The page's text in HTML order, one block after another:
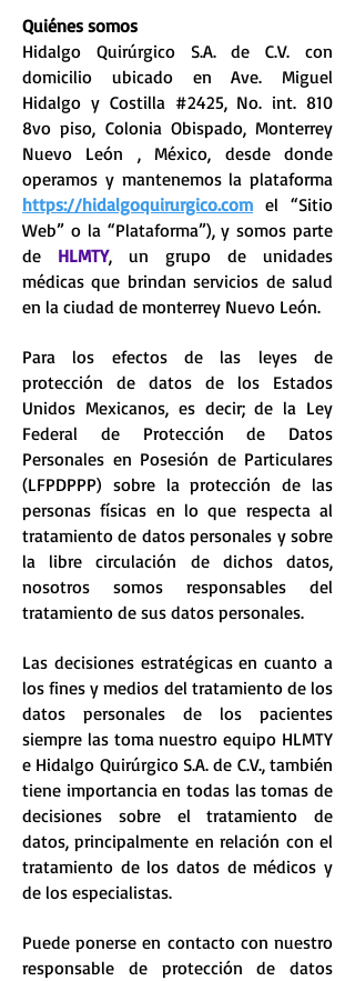
Quiénes somos
Hidalgo Quirúrgico S.A. de C.V. con
domicilio ubicado en Ave. Miguel
Hidalgo y Costilla #2425, No. int. 810
8vo piso, Colonia Obispado, Monterrey
Nuevo León , México, desde donde
operamos y mantenemos la plataforma
https://hidalgoquirurgico.com el “Sitio
Web” o la “Plataforma”), y somos parte
de HLMTY, un grupo de unidades
médicas que brindan servicios de salud
en la ciudad de monterrey Nuevo León.
Para los efectos de las leyes de
protección de datos de los Estados
Unidos Mexicanos, es decir; de la Ley
Federal de Protección de Datos
Personales en Posesión de Particulares
(LFPDPPP) sobre la protección de las
personas físicas en lo que respecta al
tratamiento de datos personales y sobre
la libre circulación de dichos datos,
nosotros somos responsables del
tratamiento de sus datos personales.
Las decisiones estratégicas en cuanto a
los fines y medios del tratamiento de los
datos personales de los pacientes
siempre las toma nuestro equipo HLMTY
e Hidalgo Quirúrgico S.A. de C.V., también
tiene importancia en todas las tomas de
decisiones sobre el tratamiento de
datos, principalmente en relación con el
tratamiento de los datos de médicos y
de los especialistas.
Puede ponerse en contacto con nuestro
responsable de protección de datos